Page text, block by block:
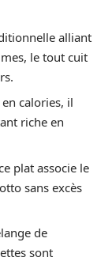
alliant
le tout cuit
en calories, il
riche en
plat associe le
sans excès
de
sont